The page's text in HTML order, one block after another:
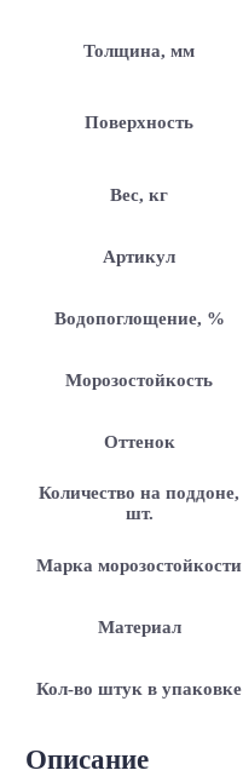
Толщина, мм
Поверхность
Вес, кг
Артикул
Водопоглощение, %
Морозостойкость
Оттенок
Количество на поддоне,
шт.
Марка морозостойкости
Материал
Кол-во штук в упаковке
Описание